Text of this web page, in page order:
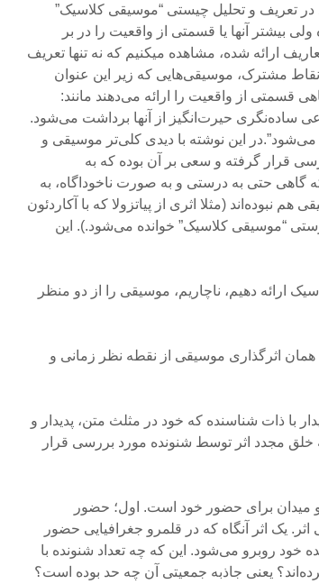
تعریف و تحلیل چیستی “موسیقی کلاسیک”
بیشتر آنها یا قسمتی از واقعیت را در بر
ارائه شده، مشاهده میکنیم که نه تنها تعریف
مشترک، موسیقی‌هایی که زیر این عنوان
قسمتی از واقعیت را ارائه می‌دهند مانند:
ساده‌نگری حیرت‌انگیز از آنها برداشت می‌شود.
این نوشته با دیدی کلی‌تر موسیقی و
قرار گرفته و سعی بر آن بوده که به
حتی به درستی و به صورت ناخوداگاه، به
نبوده‌اند (مثلا اثری از پیاتزولا که با آکاردئون
“موسیقی کلاسیک” خوانده می‌شود.). این
ارائه دهیم، ناچاریم، موسیقی را از دو منظر
همان اثرگذاری موسیقی از نقطه نظر زمانی و
با ذات شناسنده که خود در مثلث متن، پدیدار و
مجدد اثر توسط شنونده مورد بررسی قرار
میدان برای حضور خود است. اول؛ حضور
یک اثر آنگاه که در قلمرو جغرافیایی حضور
خود روبرو می‌شود. این که چه تعداد شنونده با
یعنی جاذبه جمعیتی آن چه حد بوده است؟